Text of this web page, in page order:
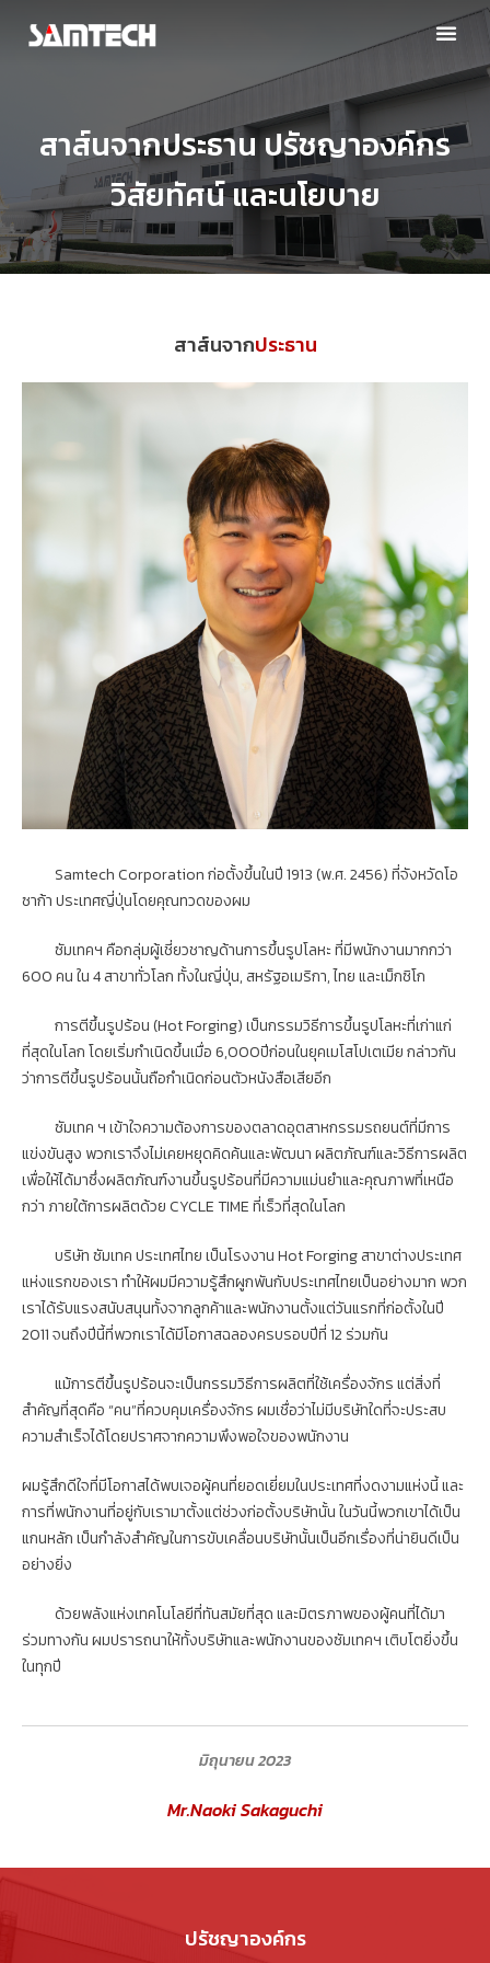
สาส์นจากประธาน ปรัชญาองค์กร
วิสัยทัศน์ และนโยบาย
สาส์นจากประธาน
Samtech Corporation ก่อตั้งขึ้นในปี 1913 (พ.ศ. 2456) ที่จังหวัดโอ
ซาก้า ประเทศญี่ปุ่นโดยคุณทวดของผม
ซัมเทคฯ คือกลุ่มผู้เชี่ยวชาญด้านการขึ้นรูปโลหะ ที่มีพนักงานมากกว่า
600 คน ใน 4 สาขาทั่วโลก ทั้งในญี่ปุ่น, สหรัฐอเมริกา, ไทย และเม็กซิโก
การตีขึ้นรูปร้อน (Hot Forging) เป็นกรรมวิธีการขึ้นรูปโลหะที่เก่าแก่
ที่สุดในโลก โดยเริ่มกำเนิดขึ้นเมื่อ 6,000ปีก่อนในยุคเมโสโปเตเมีย กล่าวกัน
ว่าการตีขึ้นรูปร้อนนั้นถือกำเนิดก่อนตัวหนังสือเสียอีก
ซัมเทค ฯ เข้าใจความต้องการของตลาดอุตสาหกรรมรถยนต์ที่มีการ
แข่งขันสูง พวกเราจึงไม่เคยหยุดคิดค้นและพัฒนา ผลิตภัณฑ์และวิธีการผลิต
เพื่อให้ได้มาซึ่งผลิตภัณฑ์งานขึ้นรูปร้อนที่มีความแม่นยำและคุณภาพที่เหนือ
กว่า ภายใต้การผลิตด้วย CYCLE TIME ที่เร็วที่สุดในโลก
บริษัท ซัมเทค ประเทศไทย เป็นโรงงาน Hot Forging สาขาต่างประเทศ
แห่งแรกของเรา ทำให้ผมมีความรู้สึกผูกพันกับประเทศไทยเป็นอย่างมาก พวก
เราได้รับแรงสนับสนุนทั้งจากลูกค้าและพนักงานตั้งแต่วันแรกที่ก่อตั้งในปี
2011 จนถึงปีนี้ที่พวกเราได้มีโอกาสฉลองครบรอบปีที่ 12 ร่วมกัน
แม้การตีขึ้นรูปร้อนจะเป็นกรรมวิธีการผลิตที่ใช้เครื่องจักร แต่สิ่งที่
สำคัญที่สุดคือ “คน”ที่ควบคุมเครื่องจักร ผมเชื่อว่าไม่มีบริษัทใดที่จะประสบ
ความสำเร็จได้โดยปราศจากความพึงพอใจของพนักงาน
ผมรู้สึกดีใจที่มีโอกาสได้พบเจอผู้คนที่ยอดเยี่ยมในประเทศที่งดงามแห่งนี้ และ
การที่พนักงานที่อยู่กับเรามาตั้งแต่ช่วงก่อตั้งบริษัทนั้น ในวันนี้พวกเขาได้เป็น
แกนหลัก เป็นกำลังสำคัญในการขับเคลื่อนบริษัทนั้นเป็นอีกเรื่องที่น่ายินดีเป็น
อย่างยิ่ง
ด้วยพลังแห่งเทคโนโลยีที่ทันสมัยที่สุด และมิตรภาพของผู้คนที่ได้มา
ร่วมทางกัน ผมปรารถนาให้ทั้งบริษัทและพนักงานของซัมเทคฯ เติบโตยิ่งขึ้น
ในทุกปี
มิถุนายน 2023
Mr.Naoki Sakaguchi
ปรัชญาองค์กร